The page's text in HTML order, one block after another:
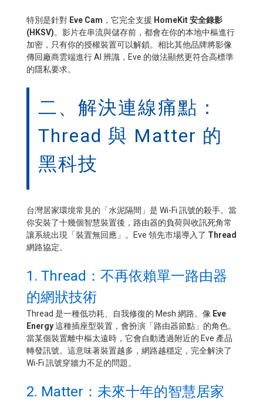
特別是針對 Eve Cam ，它完全支援 HomeKit 安全錄影
(HKSV)。影片在串流與儲存前，都會在你的本地中樞進行
加密，只有你的授權裝置可以解鎖。相比其他品牌將影像
傳回廠商雲端進行 AI 辨識，Eve 的做法顯然更符合高標準
的隱私要求。
二、解決連線痛點：
Thread 與 Matter 的
黑科技
台灣居家環境常見的「水泥隔間」是 Wi-Fi 訊號的殺手。當
你安裝了十幾個智慧裝置後，路由器的負荷與收訊死角常
讓系統出現「裝置無回應」。Eve 領先市場導入了 Thread
網路協定。
1. Thread：不再依賴單一路由器
的網狀技術
Thread 是一種低功耗、自我修復的 Mesh 網路。像 Eve
Energy這種插座型裝置，會扮演「路由器節點」的角色。
當某個裝置離中樞太遠時，它會自動透過附近的 Eve 產品
轉發訊號。這意味著裝置越多，網路越穩定，完全解決了
Wi-Fi 訊號穿牆力不足的問題。
2. Matter：未來十年的智慧居家